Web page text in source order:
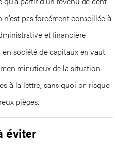
pas forcément conseillée à
et financière.
société de capitaux en vaut
minutieux de la situation.
à la lettre, sans quoi on risque
pièges.
éviter